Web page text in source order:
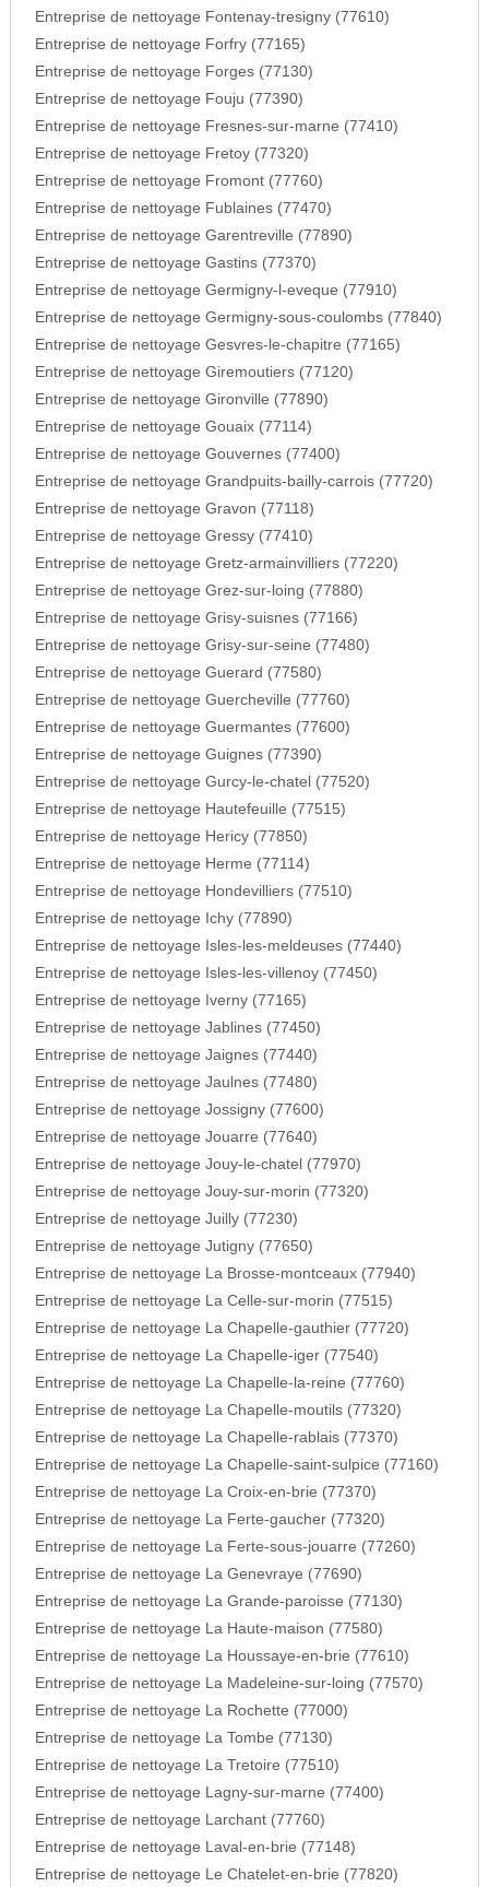
Entreprise de nettoyage Fontenay-tresigny (77610)
Entreprise de nettoyage Forfry (77165)
Entreprise de nettoyage Forges (77130)
Entreprise de nettoyage Fouju (77390)
Entreprise de nettoyage Fresnes-sur-marne (77410)
Entreprise de nettoyage Fretoy (77320)
Entreprise de nettoyage Fromont (77760)
Entreprise de nettoyage Fublaines (77470)
Entreprise de nettoyage Garentreville (77890)
Entreprise de nettoyage Gastins (77370)
Entreprise de nettoyage Germigny-l-eveque (77910)
Entreprise de nettoyage Germigny-sous-coulombs (77840)
Entreprise de nettoyage Gesvres-le-chapitre (77165)
Entreprise de nettoyage Giremoutiers (77120)
Entreprise de nettoyage Gironville (77890)
Entreprise de nettoyage Gouaix (77114)
Entreprise de nettoyage Gouvernes (77400)
Entreprise de nettoyage Grandpuits-bailly-carrois (77720)
Entreprise de nettoyage Gravon (77118)
Entreprise de nettoyage Gressy (77410)
Entreprise de nettoyage Gretz-armainvilliers (77220)
Entreprise de nettoyage Grez-sur-loing (77880)
Entreprise de nettoyage Grisy-suisnes (77166)
Entreprise de nettoyage Grisy-sur-seine (77480)
Entreprise de nettoyage Guerard (77580)
Entreprise de nettoyage Guercheville (77760)
Entreprise de nettoyage Guermantes (77600)
Entreprise de nettoyage Guignes (77390)
Entreprise de nettoyage Gurcy-le-chatel (77520)
Entreprise de nettoyage Hautefeuille (77515)
Entreprise de nettoyage Hericy (77850)
Entreprise de nettoyage Herme (77114)
Entreprise de nettoyage Hondevilliers (77510)
Entreprise de nettoyage Ichy (77890)
Entreprise de nettoyage Isles-les-meldeuses (77440)
Entreprise de nettoyage Isles-les-villenoy (77450)
Entreprise de nettoyage Iverny (77165)
Entreprise de nettoyage Jablines (77450)
Entreprise de nettoyage Jaignes (77440)
Entreprise de nettoyage Jaulnes (77480)
Entreprise de nettoyage Jossigny (77600)
Entreprise de nettoyage Jouarre (77640)
Entreprise de nettoyage Jouy-le-chatel (77970)
Entreprise de nettoyage Jouy-sur-morin (77320)
Entreprise de nettoyage Juilly (77230)
Entreprise de nettoyage Jutigny (77650)
Entreprise de nettoyage La Brosse-montceaux (77940)
Entreprise de nettoyage La Celle-sur-morin (77515)
Entreprise de nettoyage La Chapelle-gauthier (77720)
Entreprise de nettoyage La Chapelle-iger (77540)
Entreprise de nettoyage La Chapelle-la-reine (77760)
Entreprise de nettoyage La Chapelle-moutils (77320)
Entreprise de nettoyage La Chapelle-rablais (77370)
Entreprise de nettoyage La Chapelle-saint-sulpice (77160)
Entreprise de nettoyage La Croix-en-brie (77370)
Entreprise de nettoyage La Ferte-gaucher (77320)
Entreprise de nettoyage La Ferte-sous-jouarre (77260)
Entreprise de nettoyage La Genevraye (77690)
Entreprise de nettoyage La Grande-paroisse (77130)
Entreprise de nettoyage La Haute-maison (77580)
Entreprise de nettoyage La Houssaye-en-brie (77610)
Entreprise de nettoyage La Madeleine-sur-loing (77570)
Entreprise de nettoyage La Rochette (77000)
Entreprise de nettoyage La Tombe (77130)
Entreprise de nettoyage La Tretoire (77510)
Entreprise de nettoyage Lagny-sur-marne (77400)
Entreprise de nettoyage Larchant (77760)
Entreprise de nettoyage Laval-en-brie (77148)
Entreprise de nettoyage Le Chatelet-en-brie (77820)